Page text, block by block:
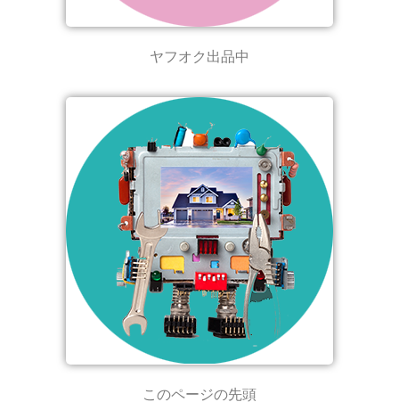
ヤフオク出品中
このページの先頭